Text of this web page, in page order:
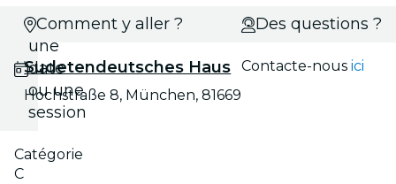
Choisis
une
date
ou une
session
Catégorie
C
Comment y aller ?
Sudetendeutsches Haus
Hochstraße 8, München, 81669
Des questions ?
Contacte-nousici